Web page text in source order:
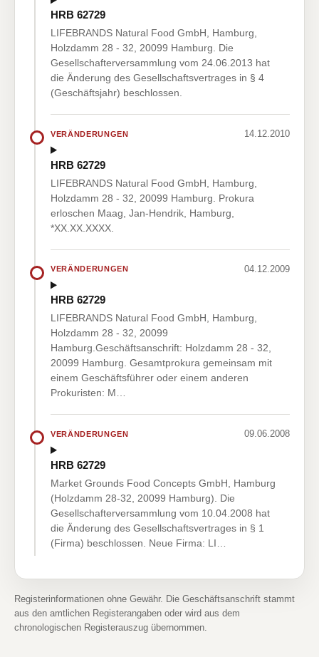
HRB 62729
LIFEBRANDS Natural Food GmbH, Hamburg,
Holzdamm 28 - 32, 20099 Hamburg. Die
Gesellschafterversammlung vom 24.06.2013 hat
die Änderung des Gesellschaftsvertrages in § 4
(Geschäftsjahr) beschlossen.
VERÄNDERUNGEN 14.12.2010
HRB 62729
LIFEBRANDS Natural Food GmbH, Hamburg,
Holzdamm 28 - 32, 20099 Hamburg. Prokura
erloschen Maag, Jan-Hendrik, Hamburg,
*XX.XX.XXXX.
VERÄNDERUNGEN 04.12.2009
HRB 62729
LIFEBRANDS Natural Food GmbH, Hamburg,
Holzdamm 28 - 32, 20099
Hamburg.Geschäftsanschrift: Holzdamm 28 - 32,
20099 Hamburg. Gesamtprokura gemeinsam mit
einem Geschäftsführer oder einem anderen
Prokuristen: M…
VERÄNDERUNGEN 09.06.2008
HRB 62729
Market Grounds Food Concepts GmbH, Hamburg
(Holzdamm 28-32, 20099 Hamburg). Die
Gesellschafterversammlung vom 10.04.2008 hat
die Änderung des Gesellschaftsvertrages in § 1
(Firma) beschlossen. Neue Firma: LI…
Registerinformationen ohne Gewähr. Die Geschäftsanschrift stammt
aus den amtlichen Registerangaben oder wird aus dem
chronologischen Registerauszug übernommen.